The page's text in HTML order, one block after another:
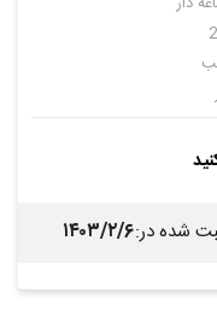
شده در:۱۴۰۳/۲/۶